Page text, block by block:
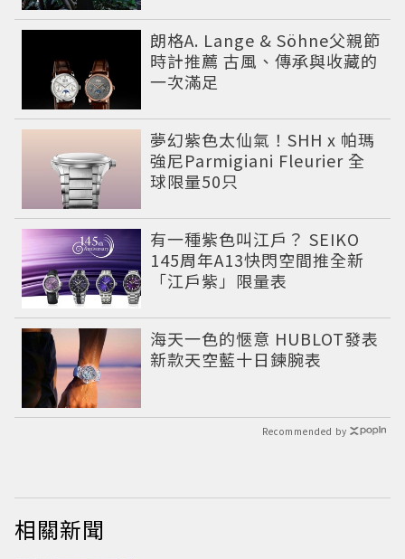
朗格A. Lange & Söhne父親節
時計推薦 古風、傳承與收藏的
一次滿足
夢幻紫色太仙氣！SHH x 帕瑪
強尼Parmigiani Fleurier 全
球限量50只
有一種紫色叫江戶？ SEIKO
145周年A13快閃空間推全新
「江戶紫」限量表
海天一色的愜意 HUBLOT發表
新款天空藍十日鍊腕表
Recommended by
相關新聞